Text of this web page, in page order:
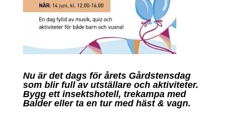
Nu är det dags för årets Gårdstensdag
som blir full av utställare och aktiviteter.
Bygg ett insektshotell, trekampa med
Balder eller ta en tur med häst & vagn.